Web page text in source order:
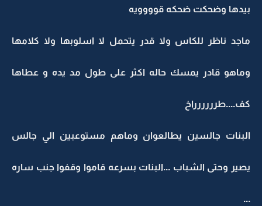
بيدها وضحكت ضحكه قوووويه
ماجد ناظر للكاس ولا قدر يتحمل لا اسلوبها ولا كلامها
وماهو قادر يمسك حاله اكثر على طول مد يده و عطاها
كف....طرررررراخ
البنات جالسين يطالعوان وماهم مستوعبين الي جالس
يصير وحتى الشباب ...البنات بسرعه قاموا وقفوا جنب ساره
...